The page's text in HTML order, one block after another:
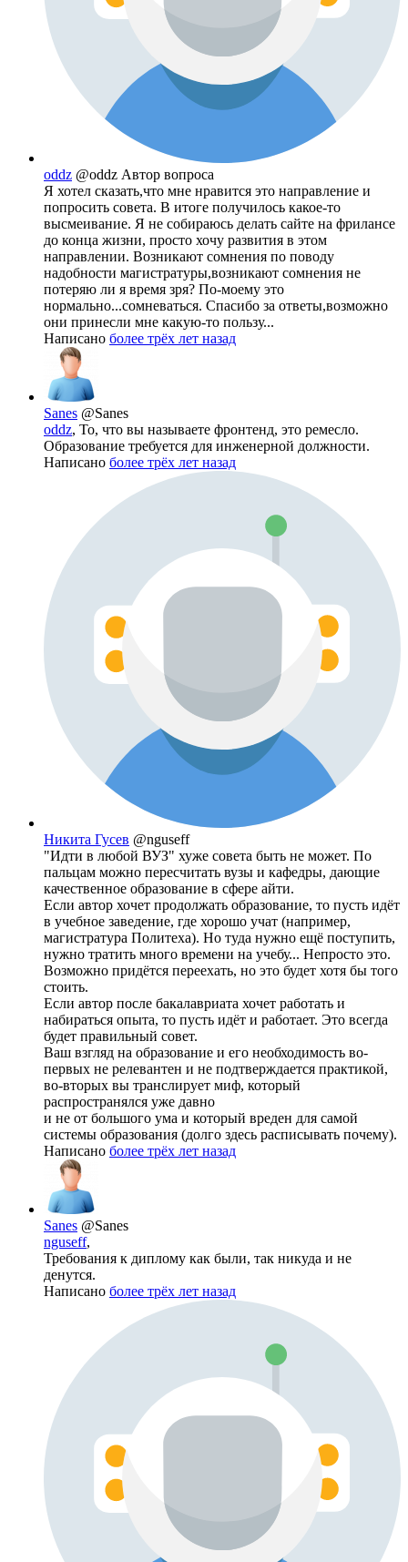
oddz @oddz Автор вопроса
Я хотел сказать,что мне нравится это направление и
попросить совета. В итоге получилось какое-то
высмеивание. Я не собираюсь делать сайте на фрилансе
до конца жизни, просто хочу развития в этом
направлении. Возникают сомнения по поводу
надобности магистратуры,возникают сомнения не
потеряю ли я время зря? По-моему это
нормально...сомневаться. Спасибо за ответы,возможно
они принесли мне какую-то пользу...
Написано более трёх лет назад
Sanes @Sanes
oddz, То, что вы называете фронтенд, это ремесло.
Образование требуется для инженерной должности.
Написано более трёх лет назад
Никита Гусев @nguseff
"Идти в любой ВУЗ" хуже совета быть не может. По
пальцам можно пересчитать вузы и кафедры, дающие
качественное образование в сфере айти.
Если автор хочет продолжать образование, то пусть идёт
в учебное заведение, где хорошо учат (например,
магистратура Политеха). Но туда нужно ещё поступить,
нужно тратить много времени на учебу... Непросто это.
Возможно придётся переехать, но это будет хотя бы того
стоить.
Если автор после бакалавриата хочет работать и
набираться опыта, то пусть идёт и работает. Это всегда
будет правильный совет.
Ваш взгляд на образование и его необходимость во-
первых не релевантен и не подтверждается практикой,
во-вторых вы транслирует миф, который
распространялся уже давно
и не от большого ума и который вреден для самой
системы образования (долго здесь расписывать почему).
Написано более трёх лет назад
Sanes @Sanes
nguseff,
Требования к диплому как были, так никуда и не
денутся.
Написано более трёх лет назад